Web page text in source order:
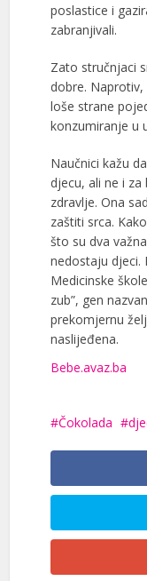
poslastice i
zabranjivali.
Zato stručnjaci
dobre.
loše strane
konzumiranje u
Naučnici kažu
djecu, ali ne i
zdravlje. Ona
zaštiti srca.
što su dva
nedostaju djeci.
Medicinske
zub”, gen
prekomjernu
Bebe.avaz.ba
Čokolada